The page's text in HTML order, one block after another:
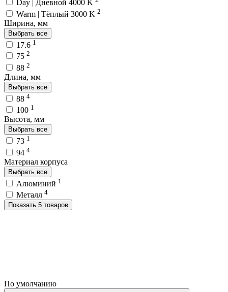
Day | Дневной 4000 K
Warm | Тёплый 3000 K 2
Ширина, мм
Выбрать все
17.6 1
75 2
88 2
Длина, мм
Выбрать все
88 4
100 1
Высота, мм
Выбрать все
73 1
94 4
Материал корпуса
Выбрать все
Алюминий 1
Металл 4
Показать 5 товаров
По умолчанию